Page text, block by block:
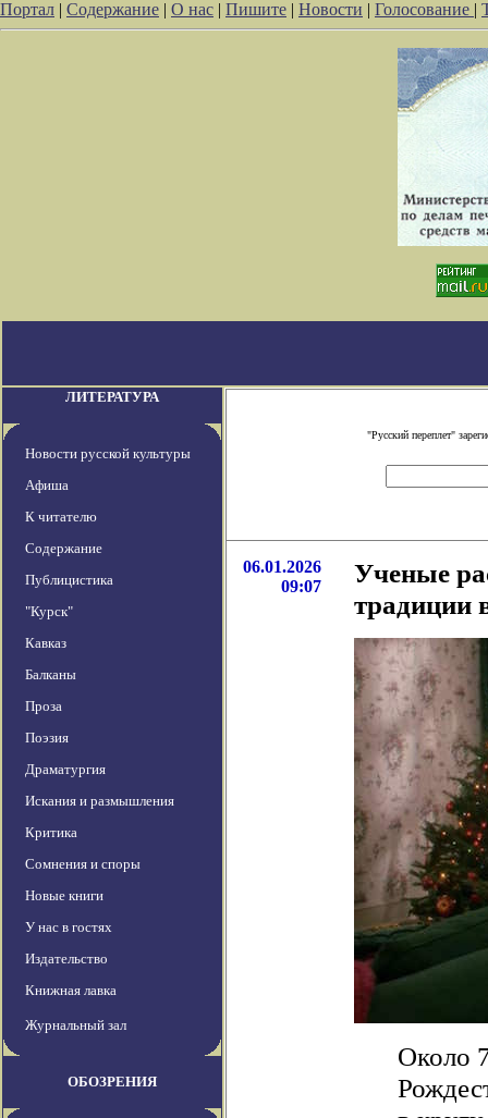
Портал | Содержание | О нас | Пишите | Новости | Голосование |
ЛИТЕРАТУРА
Новости русской культуры
Афиша
К читателю
Содержание
Публицистика
"Курск"
Кавказ
Балканы
Проза
Поэзия
Драматургия
Искания и размышления
Критика
Сомнения и споры
Новые книги
У нас в гостях
Издательство
Книжная лавка
Журнальный зал
ОБОЗРЕНИЯ
"Русский переплет"
06.01.2026
09:07
Ученые
традиции
Около